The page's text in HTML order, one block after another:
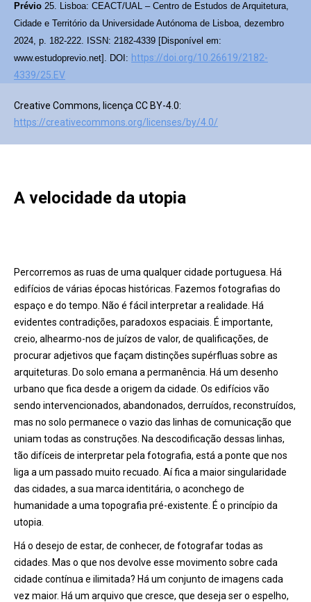
Prévio 25. Lisboa: CEACT/UAL – Centro de Estudos de Arquitetura,
Cidade e Território da Universidade Autónoma de Lisboa, dezembro
2024, p. 182-222. ISSN: 2182-4339 [Disponível em:
www.estudoprevio.net]. DOI: https://doi.org/10.26619/2182-
4339/25.EV
Creative Commons, licença CC BY-4.0:
https://creativecommons.org/licenses/by/4.0/
A velocidade da utopia
Percorremos as ruas de uma qualquer cidade portuguesa. Há
edifícios de várias épocas históricas. Fazemos fotografias do
espaço e do tempo. Não é fácil interpretar a realidade. Há
evidentes contradições, paradoxos espaciais. É importante,
creio, alhearmo-nos de juízos de valor, de qualificações, de
procurar adjetivos que façam distinções supérfluas sobre as
arquiteturas. Do solo emana a permanência. Há um desenho
urbano que fica desde a origem da cidade. Os edifícios vão
sendo intervencionados, abandonados, derruídos, reconstruídos,
mas no solo permanece o vazio das linhas de comunicação que
uniam todas as construções. Na descodificação dessas linhas,
tão difíceis de interpretar pela fotografia, está a ponte que nos
liga a um passado muito recuado. Aí fica a maior singularidade
das cidades, a sua marca identitária, o aconchego de
humanidade a uma topografia pré-existente. É o princípio da
utopia.
Há o desejo de estar, de conhecer, de fotografar todas as
cidades. Mas o que nos devolve esse movimento sobre cada
cidade contínua e ilimitada? Há um conjunto de imagens cada
vez maior. Há um arquivo que cresce, que deseja ser o espelho,